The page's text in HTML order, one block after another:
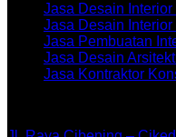
Jasa Desain
Jasa Desain Interior
Jasa Pembuatan
Jasa Desain
Jasa Kontraktor